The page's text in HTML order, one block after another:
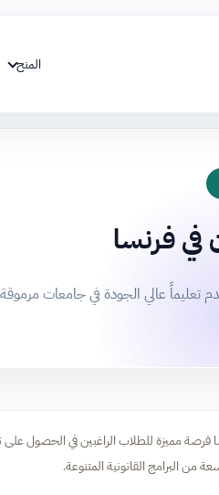
المنح
في فرنسا
عالي الجودة في جامعات مرموقة، مع تخصصات
فرصة مميزة للطلاب الراغبين في الحصول على
من البرامج القانونية المتنوعة.